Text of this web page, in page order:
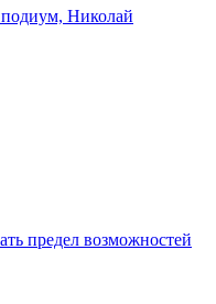
Николай
предел возможностей